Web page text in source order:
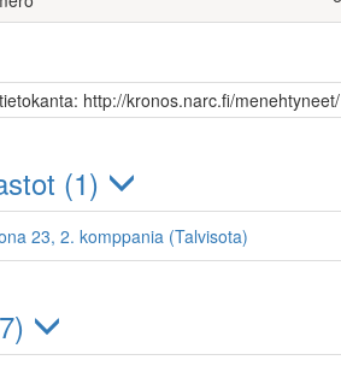
http://kronos.narc.fi/menehtyneet/
(1)
23, 2. komppania (Talvisota)